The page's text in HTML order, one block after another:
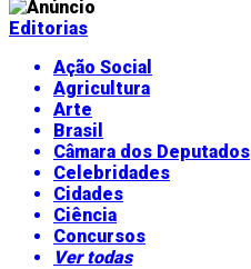
Editorias
Ação Social
Agricultura
Arte
Brasil
Câmara dos Deputados
Celebridades
Cidades
Ciência
Concursos
Ver todas